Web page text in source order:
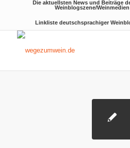
Die aktuellsten News und Beiträge
Weinblogszene/
Linkliste deutschsprachiger